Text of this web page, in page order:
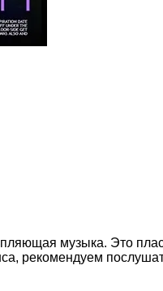
музыка. Это
рекомендуем